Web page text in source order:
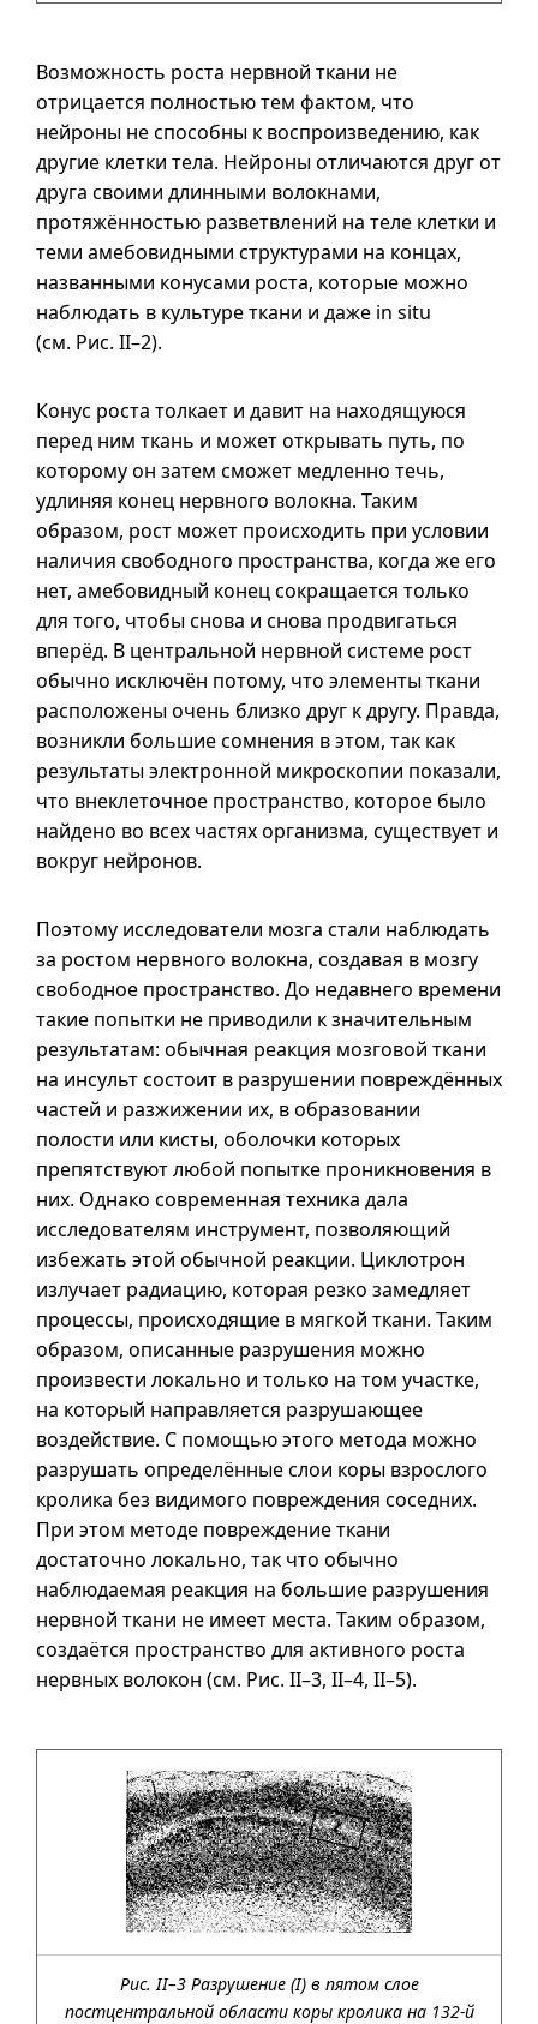
Возможность роста нервной ткани не
отрицается полностью тем фактом, что
нейроны не способны к воспроизведению, как
другие клетки тела. Нейроны отличаются друг от
друга своими длинными волокнами,
протяжённостью разветвлений на теле клетки и
теми амебовидными структурами на концах,
названными конусами роста, которые можно
наблюдать в культуре ткани и даже in situ
(см. Pис. II–2).
Конус роста толкает и давит на находящуюся
перед ним ткань и может открывать путь, по
которому он затем сможет медленно течь,
удлиняя конец нервного волокна. Таким
образом, рост может происходить при условии
наличия свободного пространства, когда же его
нет, амебовидный конец сокращается только
для того, чтобы снова и снова продвигаться
вперёд. В центральной нервной системе рост
обычно исключён потому, что элементы ткани
расположены очень близко друг к другу. Правда,
возникли большие сомнения в этом, так как
результаты электронной микроскопии показали,
что внеклеточное пространство, которое было
найдено во всех частях организма, существует и
вокруг нейронов.
Поэтому исследователи мозга стали наблюдать
за ростом нервного волокна, создавая в мозгу
свободное пространство. До недавнего времени
такие попытки не приводили к значительным
результатам: обычная реакция мозговой ткани
на инсульт состоит в разрушении повреждённых
частей и разжижении их, в образовании
полости или кисты, оболочки которых
препятствуют любой попытке проникновения в
них. Однако современная техника дала
исследователям инструмент, позволяющий
избежать этой обычной реакции. Циклотрон
излучает радиацию, которая резко замедляет
процессы, происходящие в мягкой ткани. Таким
образом, описанные разрушения можно
произвести локально и только на том участке,
на который направляется разрушающее
воздействие. С помощью этого метода можно
разрушать определённые слои коры взрослого
кролика без видимого повреждения соседних.
При этом методе повреждение ткани
достаточно локально, так что обычно
наблюдаемая реакция на большие разрушения
нервной ткани не имеет места. Таким образом,
создаётся пространство для активного роста
нервных волокон (см. Pис. II–3, II–4, II–5).
Рис. II–3 Разрушение (I) в пятом слое
постцентральной области коры кролика на 132-й